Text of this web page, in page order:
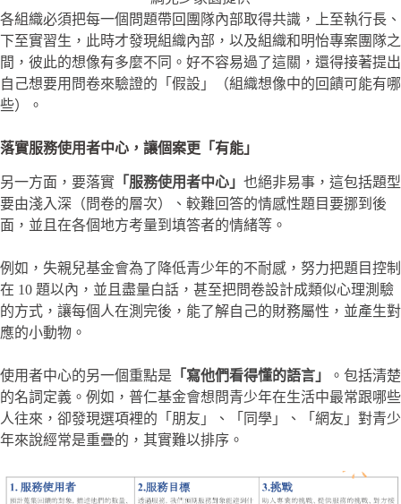
各組織必須把每一個問題帶回團隊內部取得共識，上至執行長、
下至實習生，此時才發現組織內部，以及組織和明怡專案團隊之
間，彼此的想像有多麼不同。好不容易過了這關，還得接著提出
自己想要用問卷來驗證的「假設」（組織想像中的回饋可能有哪
些）。
落實服務使用者中心，讓個案更「有能」
另一方面，要落實 「服務使用者中心」 也絕非易事，這包括題型
要由淺入深（問卷的層次）、較難回答的情感性題目要挪到後
面，並且在各個地方考量到填答者的情緒等。
例如，失親兒基金會為了降低青少年的不耐感，努力把題目控制
在 10 題以內，並且盡量白話，甚至把問卷設計成類似心理測驗
的方式，讓每個人在測完後，能了解自己的財務屬性，並產生對
應的小動物。
使用者中心的另一個重點是 「寫他們看得懂的語言」
。包括清楚
的名詞定義。例如，普仁基金會想問青少年在生活中最常跟哪些
人往來，卻發現選項裡的「朋友」、「同學」、「網友」對青少
年來說經常是重疊的，其實難以排序。